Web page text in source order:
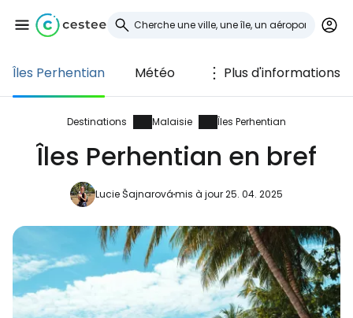
Îles Perhentian Météo Plus d'informations
Destinations Malaisie Îles Perhentian
Îles Perhentian en bref
Lucie Šajnarovámis à jour 25. 04. 2025
Se connecter à
Cestee
... la communauté mondiale des voyageurs
Continuer avec Facebook